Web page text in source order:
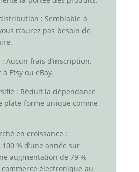
: Semblable à
n’aurez pas besoin de
Aucun frais d’inscription,
Etsy ou eBay.
: Réduit la dépendance
plate-forme unique comme
en croissance :
% d’une année sur
augmentation de 79 %
électronique au